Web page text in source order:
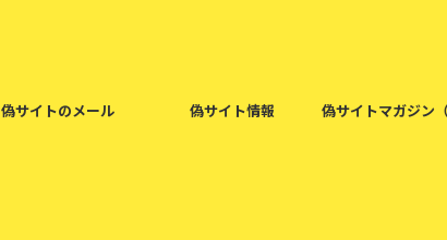
偽サイトのメール 偽サイト情報 偽サイトマガジン（